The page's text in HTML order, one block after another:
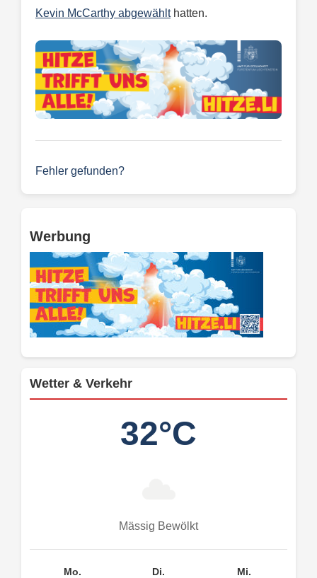
Kevin McCarthy abgewählthatten.
Fehler gefunden?
Werbung
Wetter & Verkehr
32°C
Mässig Bewölkt
Mo. Di. Mi.